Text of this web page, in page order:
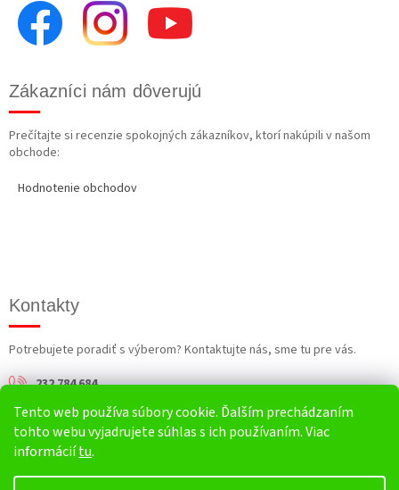
Tento web používa súbory cookie. Ďalším prechádzaním
tohto webu vyjadrujete súhlas s ich používaním. Viac
informáciítu.
Zákazníci nám dôverujú
Prečítajte si recenzie spokojných zákazníkov, ktorí nakúpili v našom
obchode:
Hodnotenie obchodov
Kontakty
Potrebujete poradiť s výberom? Kontaktujte nás, sme tu pre vás.
232 784 684
info@harv.sk